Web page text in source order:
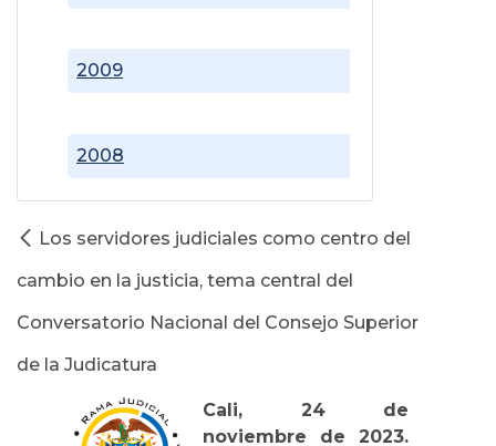
2008
2009
Los servidores judiciales como centro del
cambio en la justicia, tema central del
Conversatorio Nacional del Consejo Superior
de la Judicatura
Cali, 24 de
noviembre de 2023.